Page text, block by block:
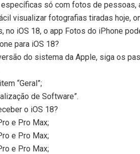
só com fotos de pessoas,
visualizar fotografias tiradas hoje,
no iOS 18, o app Fotos do iPhone
para iOS 18?
do sistema da Apple, siga os
“Geral”;
de Software”.
o iOS 18?
e Pro Max;
e Pro Max;
e Pro Max;